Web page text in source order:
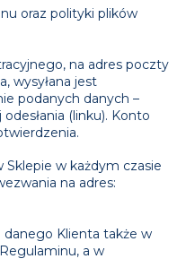
oraz polityki plików
na adres poczty
wysyłana jest
podanych danych –
(linku). Konto
w każdym czasie
na adres:
Klienta także w
a w